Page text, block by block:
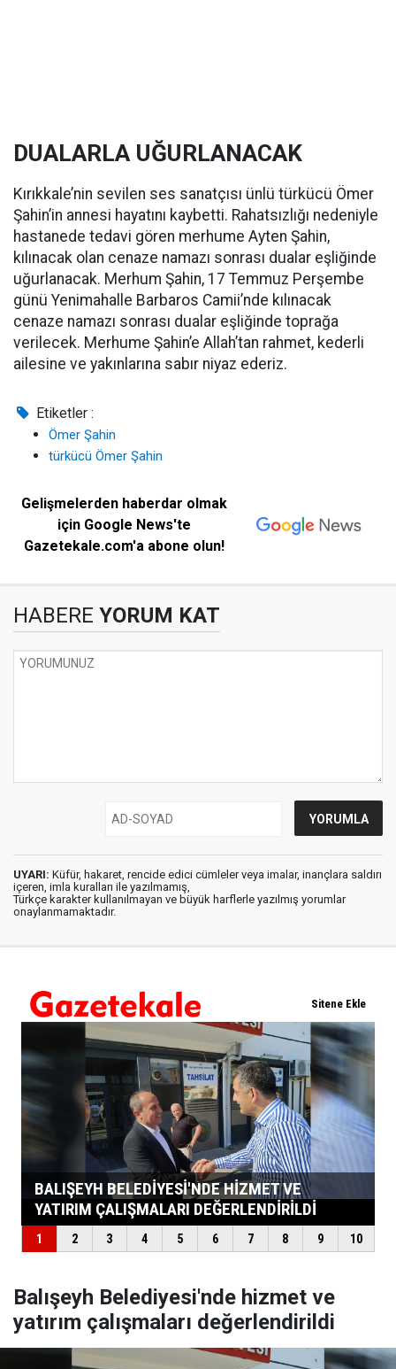
DUALARLA UĞURLANACAK
Kırıkkale’nin sevilen ses sanatçısı ünlü türkücü Ömer
Şahin’in annesi hayatını kaybetti. Rahatsızlığı nedeniyle
hastanede tedavi gören merhume Ayten Şahin,
kılınacak olan cenaze namazı sonrası dualar eşliğinde
uğurlanacak. Merhum Şahin, 17 Temmuz Perşembe
günü Yenimahalle Barbaros Camii’nde kılınacak
cenaze namazı sonrası dualar eşliğinde toprağa
verilecek. Merhume Şahin’e Allah’tan rahmet, kederli
ailesine ve yakınlarına sabır niyaz ederiz.
Etiketler :
Ömer Şahin
türkücü Ömer Şahin
Gelişmelerden haberdar olmak
için Google News'te
Gazetekale.com'a abone olun!
HABERE YORUM KAT
UYARI: Küfür, hakaret, rencide edici cümleler veya imalar, inançlara saldırı
içeren, imla kuralları ile yazılmamış,
Türkçe karakter kullanılmayan ve büyük harflerle yazılmış yorumlar
onaylanmamaktadır.
Balışeyh Belediyesi'nde hizmet ve
yatırım çalışmaları değerlendirildi